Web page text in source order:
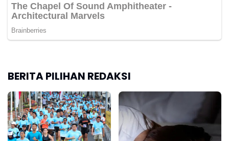
BERITA PILIHAN REDAKSI